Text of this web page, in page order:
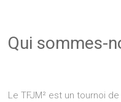
Qui sommes-
Le TFJM² est un tournoi